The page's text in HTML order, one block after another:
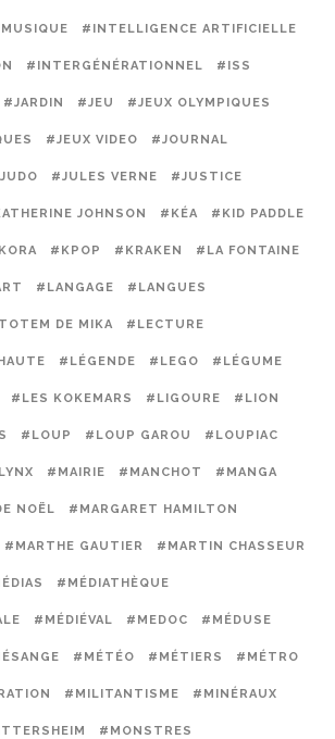
#INTELLIGENCE ARTIFICIELLE
#INTERGÉNÉRATIONNEL #ISS
#JARDIN #JEU #JEUX OLYMPIQUES
#JEUX VIDEO #JOURNAL
#JULES VERNE #JUSTICE
JOHNSON #KÉA #KID PADDLE
#KPOP #KRAKEN #LA FONTAINE
#LANGAGE #LANGUES
DE MIKA #LECTURE
#LÉGENDE #LEGO #LÉGUME
#LES KOKEMARS #LIGOURE #LION
#LOUP #LOUP GAROU #LOUPIAC
#MAIRIE #MANCHOT #MANGA
NOËL #MARGARET HAMILTON
#MARTHE GAUTIER #MARTIN CHASSEUR
#MÉDIATHÈQUE
#MÉDIÉVAL #MEDOC #MÉDUSE
#MÉTÉO #MÉTIERS #MÉTRO
#MILITANTISME #MINÉRAUX
#MONSTRES